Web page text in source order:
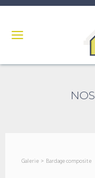
NOS
Galerie > Bardage composite